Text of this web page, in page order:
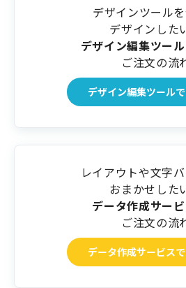
デザインツール
デザインした
デザイン編集ツール
ご注文の流
デザイン編集ツール
レイアウトや文字
おまかせした
データ作成サー
ご注文の流
データ作成サービス